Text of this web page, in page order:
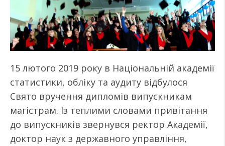
15 лютого 2019 року в Національній академії
статистики, обліку та аудиту відбулося
Свято вручення дипломів випускникам
магістрам. Із теплими словами привітання
до випускників звернувся ректор Академії,
доктор наук з державного управління,